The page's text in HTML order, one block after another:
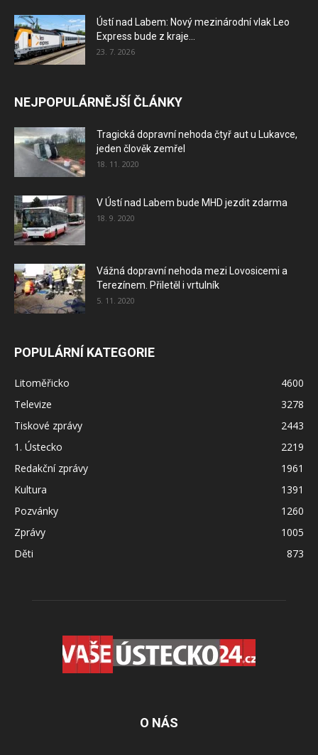
Ústí nad Labem: Nový mezinárodní vlak Leo
Express bude z kraje...
23. 7. 2026
NEJPOPULÁRNĚJŠÍ ČLÁNKY
Tragická dopravní nehoda čtyř aut u Lukavce,
jeden člověk zemřel
18. 11. 2020
V Ústí nad Labem bude MHD jezdit zdarma
18. 9. 2020
Vážná dopravní nehoda mezi Lovosicemi a
Terezínem. Přiletěl i vrtulník
5. 11. 2020
POPULÁRNÍ KATEGORIE
Litoměřicko
4600
Televize
3278
Tiskové zprávy
2443
1. Ústecko
2219
Redakční zprávy
1961
Kultura
1391
Pozvánky
1260
Zprávy
1005
Děti
873
O NÁS